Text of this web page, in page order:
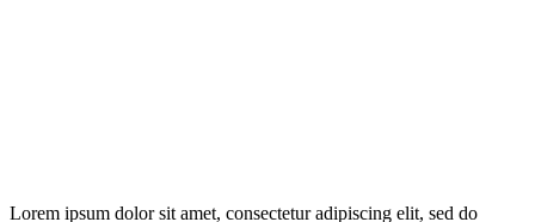
Lorem ipsum dolor sit amet, consectetur adipiscing elit, sed do